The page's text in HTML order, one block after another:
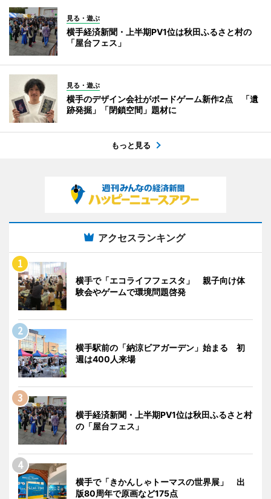
見る・遊ぶ
横手経済新聞・上半期PV1位は秋田ふるさと村の
「屋台フェス」
見る・遊ぶ
横手のデザイン会社がボードゲーム新作2点 「遺
跡発掘」「閉鎖空間」題材に
もっと見る
アクセスランキング
横手で「エコライフフェスタ」 親子向け体
験会やゲームで環境問題啓発
横手駅前の「納涼ビアガーデン」始まる 初
週は400人来場
横手経済新聞・上半期PV1位は秋田ふるさと村
の「屋台フェス」
横手で「きかんしゃトーマスの世界展」 出
版80周年で原画など175点